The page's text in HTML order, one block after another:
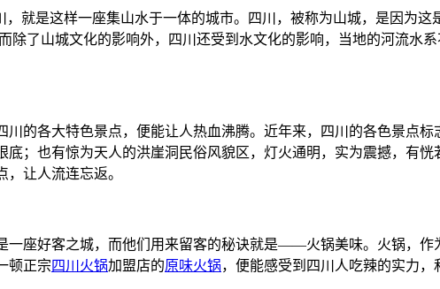
，就是这样一座集山水于一体的城市。四川，被称为山城，是因为
除了山城文化的影响外，四川还受到水文化的影响，当地的河流水
的各大特色景点，便能让人热血沸腾。近年来，四川的各色景点
；也有惊为天人的洪崖洞民俗风貌区，灯火通明，实为震撼，有
让人流连忘返。
一座好客之城，而他们用来留客的秘诀就是——火锅美味。火锅，
顿正宗四川火锅加盟店的原味火锅，便能感受到四川人吃辣的实力